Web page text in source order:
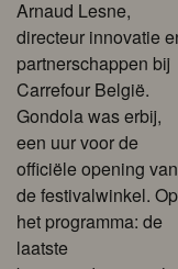
Arnaud Lesne,
directeur innovatie
partnerschappen bij
Carrefour België.
Gondola was erbij,
een uur voor de
officiële opening van
de festivalwinkel. Op
het programma: de
laatste